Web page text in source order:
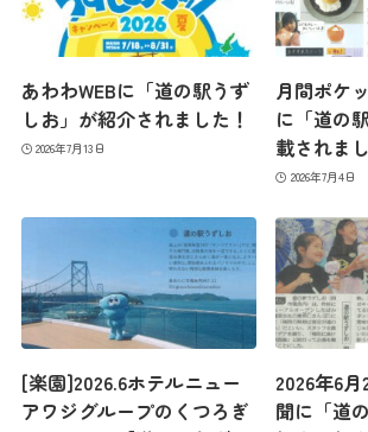
最新情報
コンセプト
あわわWEBに「道の駅うず
しお」が紹介されました！
2026年7月13日
月間ポケ
に「道の
載されま
2026年7月4日
[楽園]2026.6ホテルニュー
アワジグループのくつろぎ
2026年6
聞に「道